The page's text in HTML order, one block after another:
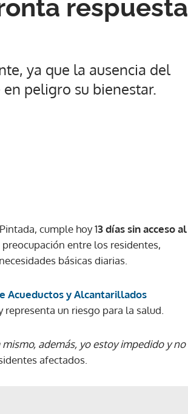
respuesta
ya que la ausencia del
peligro su bienestar.
cumple hoy 13 días sin acceso al
entre los residentes,
básicas diarias.
Acueductos y Alcantarillados
un riesgo para la salud.
además, yo estoy impedido y no
afectados.